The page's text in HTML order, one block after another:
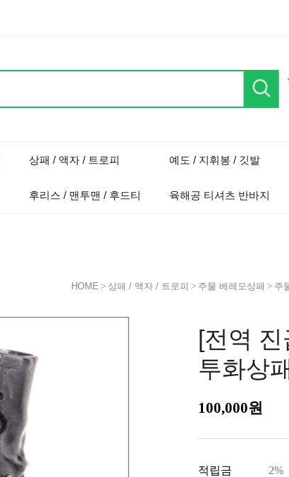
상패 / 액자 / 트로피
후리스 / 맨투맨 / 후드티
예도 / 지휘봉 / 깃발
육해공 티셔츠 반바지
HOME > 상패 / 액자 / 트로피 > 주물 베레모상패 > 주
[전역
투화상
100,000원
적립금 2%